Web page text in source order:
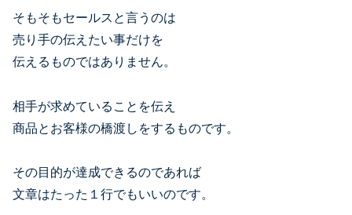
そもそもセールスと言うのは
売り手の伝えたい事だけを
伝えるものではありません。
相手が求めていることを伝え
商品とお客様の橋渡しをするものです。
その目的が達成できるのであれば
文章はたった１行でもいいのです。